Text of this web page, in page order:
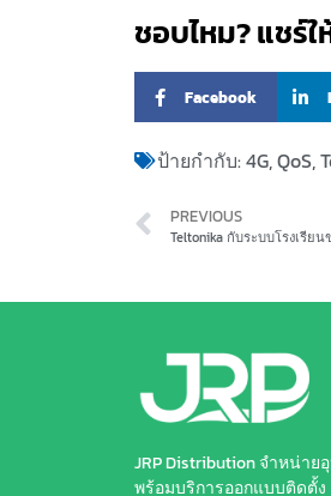
ชอบไหม? แชร์
Facebook
ป้ายกำกับ:4G,QoS,
PREVIOUS
Teltonika กับระบบโรงเรีย
JRP Distribution จำหน่าย
พร้อมบริการออกแบบติดตั้ง